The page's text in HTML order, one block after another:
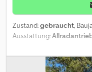
Zustand:gebraucht,
Ausstattung:
Preis!!!!!* Unterwagen
Schaltgetriebe *
Ausladung (Ausleger 5,2